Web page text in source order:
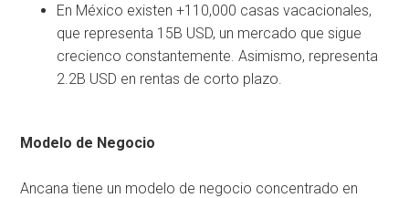
En México existen +110,000 casas vacacionales,
que representa 15B USD, un mercado que sigue
crecienco constantemente. Asimismo, representa
2.2B USD en rentas de corto plazo.
Modelo de Negocio
Ancana tiene un modelo de negocio concentrado en